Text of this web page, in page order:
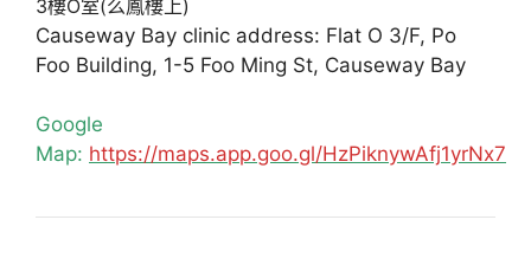
3樓O室(么鳳樓上)
Causeway Bay clinic address: Flat O 3/F, Po
Foo Building, 1-5 Foo Ming St, Causeway Bay
Google
Map: https://maps.app.goo.gl/HzPiknywAfj1yrNx7